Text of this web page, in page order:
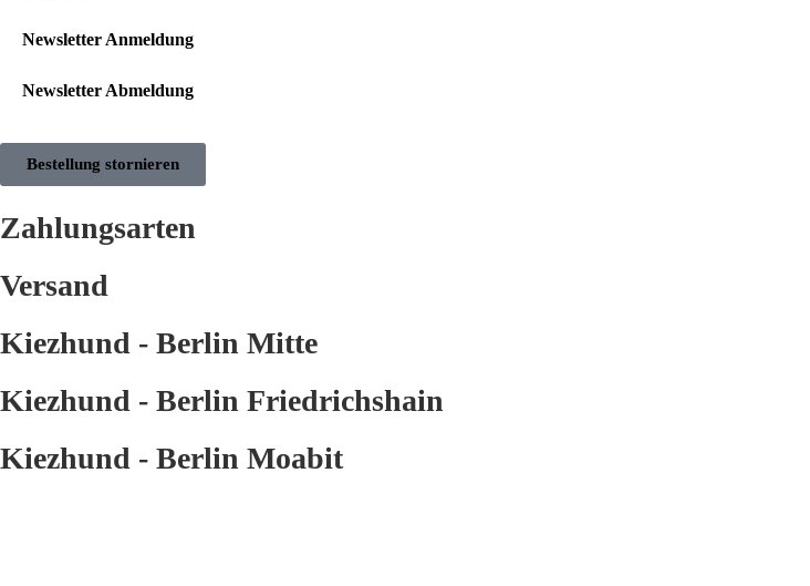
Newsletter Anmeldung
Newsletter Abmeldung
Bestellung stornieren
Zahlungsarten
Versand
Kiezhund - Berlin Mitte
Kiezhund - Berlin Friedrichshain
Kiezhund - Berlin Moabit